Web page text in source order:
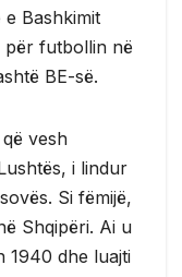
Bashkimit
për futbollin në
BE-së.
vesh
i lindur
Si fëmijë,
Shqipëri. Ai u
1940 dhe luajti